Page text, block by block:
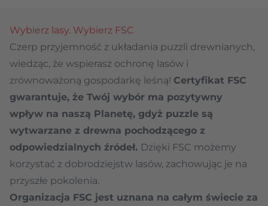
Wybierz lasy. Wybierz FSC
Czerp przyjemność z układania puzzli drewnianych,
wiedząc, że wspierasz ochronę lasów i
zrównoważoną gospodarkę leśną! Certyfikat FSC
gwarantuje, że Twój wybór ma pozytywny
wpływ na naszą Planetę, gdyż puzzle są
wytwarzane z drewna pochodzącego z
odpowiedzialnych źródeł. Dzięki FSC możemy
korzystać z dobrodziejstw lasów, zachowując je na
przyszłe pokolenia.
Organizacja FSC jest uznana na całym świecie za